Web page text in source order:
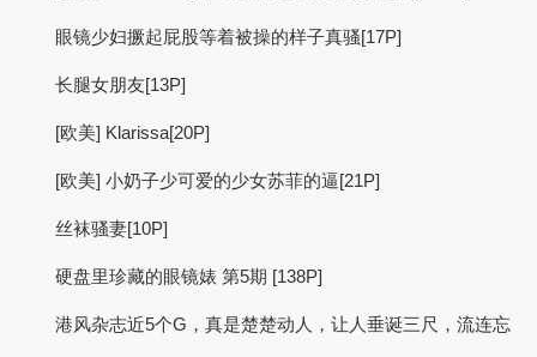
眼镜少妇撅起屁股等着被操的样子真骚[17P]
长腿女朋友[13P]
[欧美] Klarissa[20P]
[欧美] 小奶子少可爱的少女苏菲的逼[21P]
丝袜骚妻[10P]
硬盘里珍藏的眼镜婊 第5期 [138P]
港风杂志近5个G，真是楚楚动人，让人垂诞三尺，流连忘